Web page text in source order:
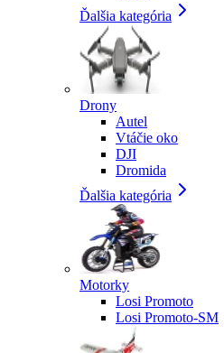
Ďalšia kategória
Drony
Autel
Vtáčie oko
DJI
Dromida
Ďalšia kategória
Motorky
Losi Promoto
Losi Promoto-SM